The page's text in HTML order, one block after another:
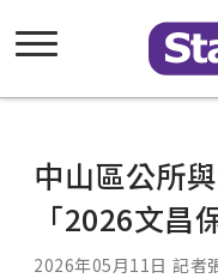
中山區公所
「2026文昌
2026年05月11日 記者